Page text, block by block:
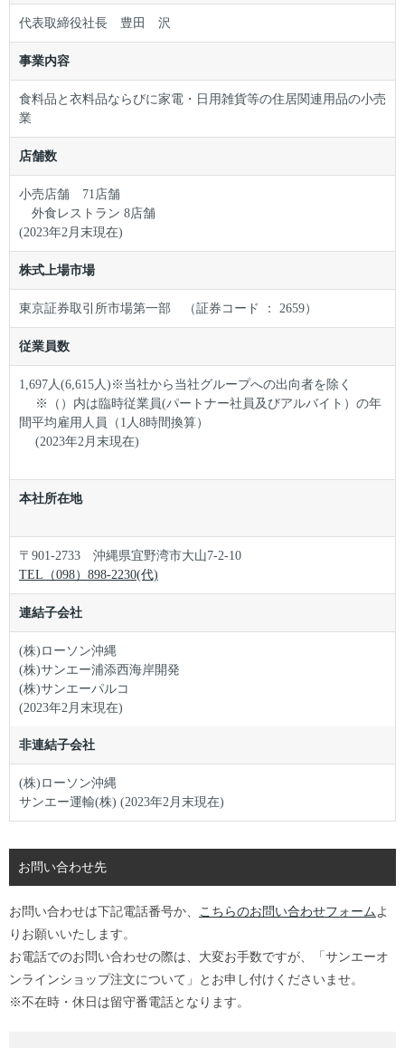
代表取締役社長 豊田 沢
事業内容
食料品と衣料品ならびに家電・日用雑貨等の住居関連用品の小売
業
店舗数
小売店舗 71店舗
外食レストラン 8店舗
(2023年2月末現在)
株式上場市場
東京証券取引所市場第一部 （証券コード ： 2659）
従業員数
1,697人(6,615人)※当社から当社グループへの出向者を除く
※（）内は臨時従業員(パートナー社員及びアルバイト）の年
間平均雇用人員（1人8時間換算）
(2023年2月末現在)
本社所在地
〒901-2733 沖縄県宜野湾市大山7-2-10
TEL（098）898-2230(代)
連結子会社
(株)ローソン沖縄
(株)サンエー浦添西海岸開発
(株)サンエーパルコ
(2023年2月末現在)
非連結子会社
(株)ローソン沖縄
サンエー運輸(株) (2023年2月末現在)
お問い合わせ先
お問い合わせは下記電話番号か、 こちらのお問い合わせフォームよ
りお願いいたします。
お電話でのお問い合わせの際は、大変お手数ですが、「サンエーオ
ンラインショップ注文について」とお申し付けくださいませ。
※不在時・休日は留守番電話となります。